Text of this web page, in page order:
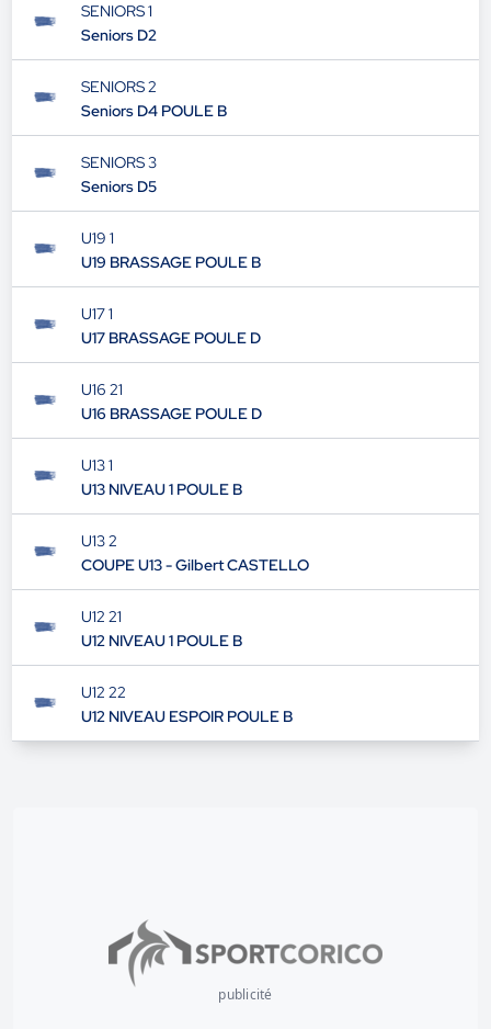
SENIORS 1
Seniors D2
SENIORS 2
Seniors D4 POULE B
SENIORS 3
Seniors D5
U19 1
U19 BRASSAGE POULE B
U17 1
U17 BRASSAGE POULE D
U16 21
U16 BRASSAGE POULE D
U13 1
U13 NIVEAU 1 POULE B
U13 2
COUPE U13 - Gilbert CASTELLO
U12 21
U12 NIVEAU 1 POULE B
U12 22
U12 NIVEAU ESPOIR POULE B
publicité